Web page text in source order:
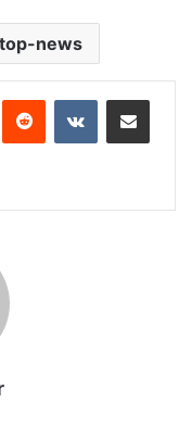
top-news
Reddit VKontakteShare via Email